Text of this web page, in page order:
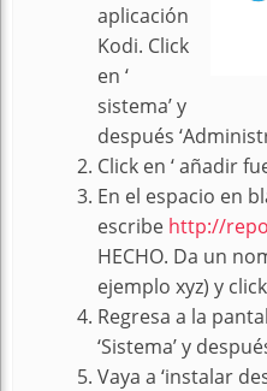
aplicación
Kodi. Click
en ‘
sistema’ y
después
Click en ‘ añadir
En el espacio en
escribe http://
HECHO. Da un
ejemplo xyz) y
Regresa a la
‘Sistema’ y
Vaya a ‘instalar